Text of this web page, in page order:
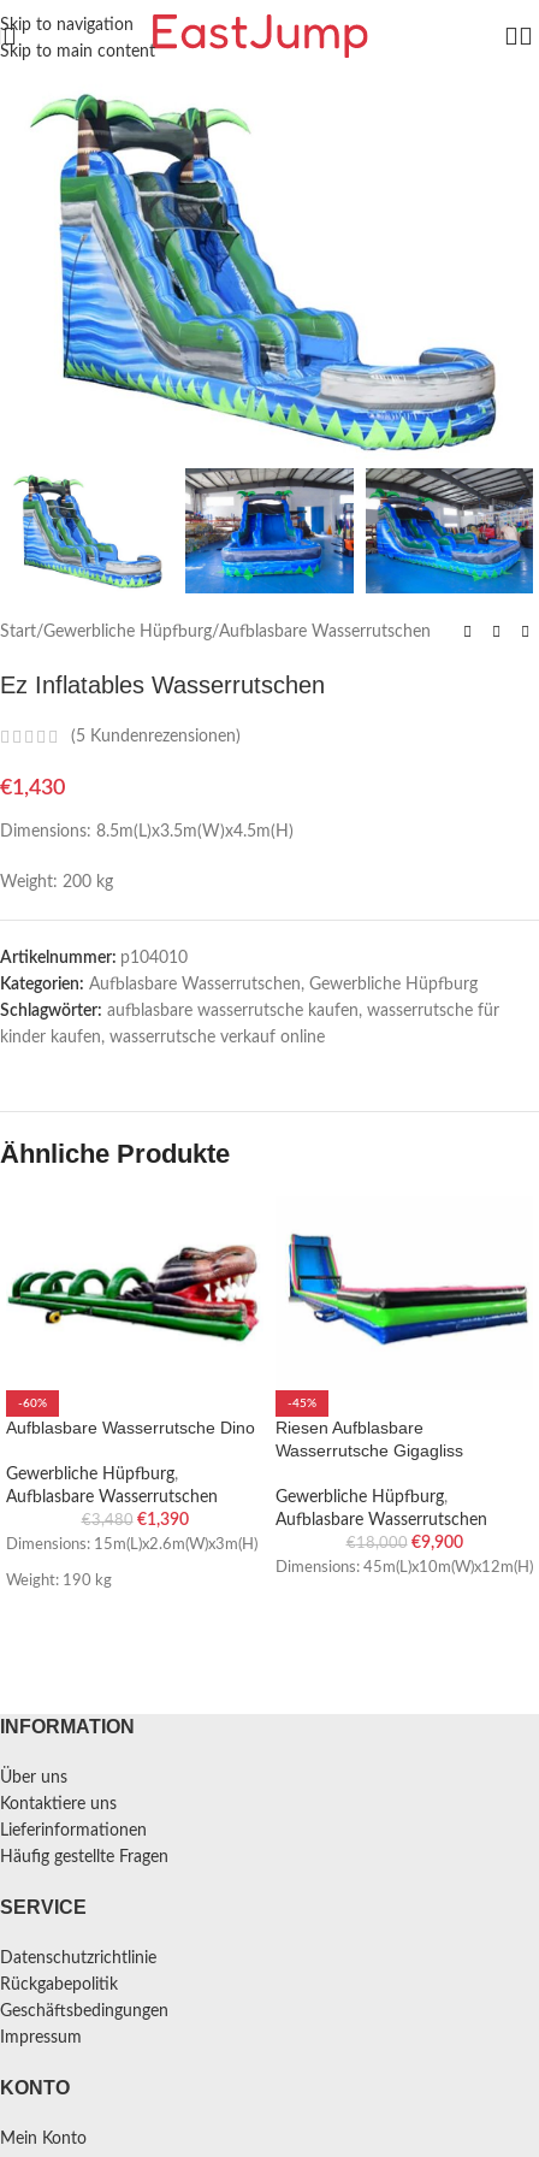
Skip to navigation
Skip to main content
Start/Gewerbliche Hüpfburg/Aufblasbare Wasserrutschen
Ez Inflatables Wasserrutschen
(5 Kundenrezensionen)
€1,430
Dimensions: 8.5m(L)x3.5m(W)x4.5m(H)
Weight: 200 kg
Artikelnummer: p104010
Kategorien: Aufblasbare Wasserrutschen, Gewerbliche Hüpfburg
Schlagwörter: aufblasbare wasserrutsche kaufen, wasserrutsche für
kinder kaufen, wasserrutsche verkauf online
Ähnliche Produkte
-60%
Aufblasbare Wasserrutsche Dino
Gewerbliche Hüpfburg,
Aufblasbare Wasserrutschen
€3,480 €1,390
Dimensions: 15m(L)x2.6m(W)x3m(H)
Weight: 190 kg
-45%
Riesen Aufblasbare
Wasserrutsche Gigagliss
Gewerbliche Hüpfburg,
Aufblasbare Wasserrutschen
€18,000 €9,900
Dimensions: 45m(L)x10m(W)x12m(H)
INFORMATION
Über uns
Kontaktiere uns
Lieferinformationen
Häufig gestellte Fragen
SERVICE
Datenschutzrichtlinie
Rückgabepolitik
Geschäftsbedingungen
Impressum
KONTO
Mein Konto